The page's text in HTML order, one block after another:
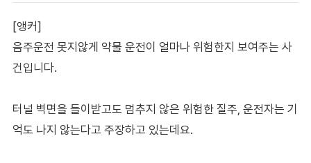
[앵커]
음주운전 못지않게 약물 운전이 얼마나 위험한지 보여주는 사
건입니다.
터널 벽면을 들이받고도 멈추지 않은 위험한 질주, 운전자는 기
억도 나지 않는다고 주장하고 있는데요.